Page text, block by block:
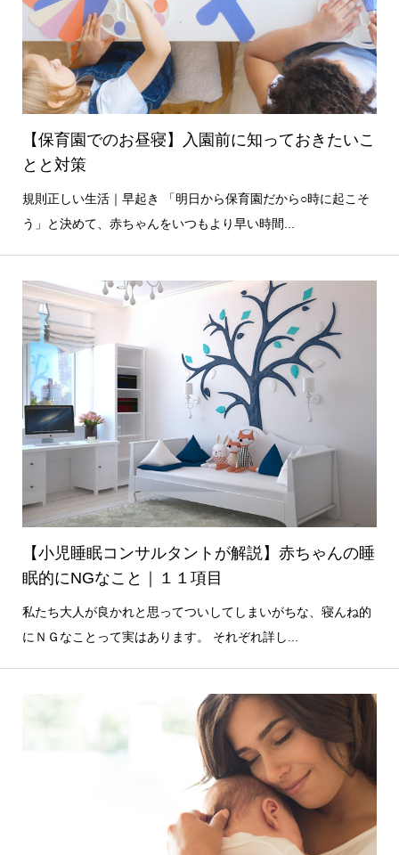
【保育園でのお昼寝】入園前に知っておきたいこ
とと対策
規則正しい生活｜早起き 「明日から保育園だから○時に起こそ
う」と決めて、赤ちゃんをいつもより早い時間...
【小児睡眠コンサルタントが解説】赤ちゃんの睡
眠的にNGなこと｜１１項目
私たち大人が良かれと思ってついしてしまいがちな、寝んね的
にＮＧなことって実はあります。 それぞれ詳し...